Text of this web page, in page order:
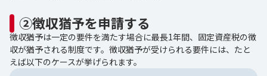
②徴収猶予を申請する
徴収猶予は一定の要件を満たす場合に最長1年間、固定資産税の徴
収が猶予される制度です。徴収猶予が受けられる要件には、たと
えば以下のケースが挙げられます。